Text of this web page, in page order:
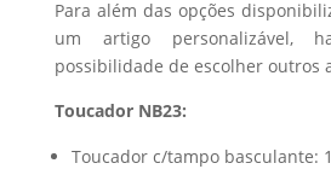
Para além das opções
um artigo personalizável,
possibilidade de escolher outros
Toucador NB23:
Toucador c/tampo basculante: